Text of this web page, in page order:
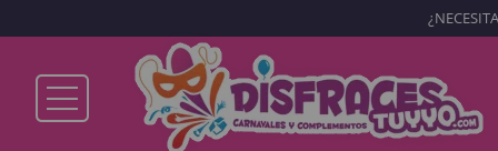
Ya soy cliente